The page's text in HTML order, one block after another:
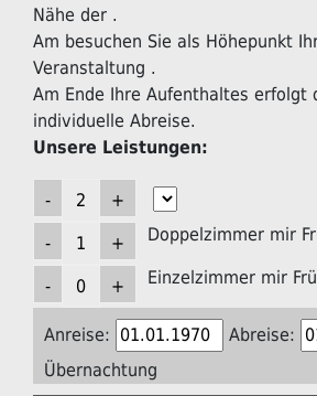
Nähe der .
Am besuchen Sie als Höhepunkt
Veranstaltung .
Am Ende Ihre Aufenthaltes erfolgt
individuelle Abreise.
Unsere Leistungen:
Doppelzimmer mir
Einzelzimmer mir
Anreise: Abreise:
Übernachtung